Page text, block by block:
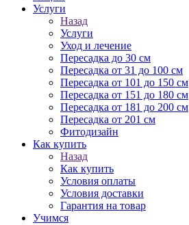
Услуги
Назад
Услуги
Уход и лечение
Пересадка до 30 см
Пересадка от 31 до 100 см
Пересадка от 101 до 150 см
Пересадка от 151 до 180 см
Пересадка от 181 до 200 см
Пересадка от 201 см
Фитодизайн
Как купить
Назад
Как купить
Условия оплаты
Условия доставки
Гарантия на товар
Учимся